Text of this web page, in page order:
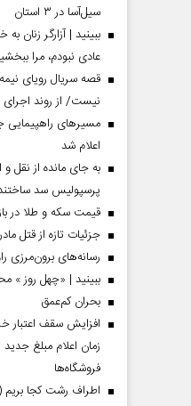
سیل‌آسا در ۳ استان
ببینید | آزارگر زنان
عادی نبودم، مرا
قصه سریال رویای
نیست/ از روند اجرای
مسیر‌های راهپیمایی
اعلام شد
به جای مانده از نقل و
پرسپولیس سد
قیمت سکه و طلا در بازار آزاد در
جزئیات تازه از قتل
رسانه‌های برون‌مرزی
ببینید | «چهل روز
بحران کم‌عمق
افزایش سقف اعتبار
زمان اعلام مبلغ
فروشگاه‌ها
اطراف رشت کجا